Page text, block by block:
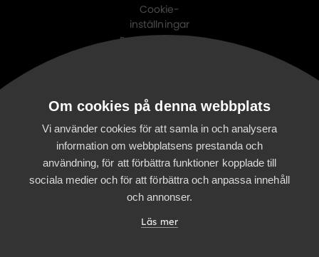
Cookie-
inställningar
Personuppgifts-
Digitalist Cloud
Digitalist Finland
Om cookies på denna webbplats
Vi använder cookies för att samla in och analysera
information om webbplatsens prestanda och
användning, för att förbättra funktioner kopplade till
sociala medier och för att förbättra och anpassa innehåll
och annonser.
Läs mer